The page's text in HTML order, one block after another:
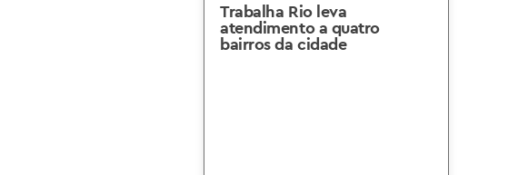
Trabalha Rio leva
atendimento a quatro
bairros da cidade